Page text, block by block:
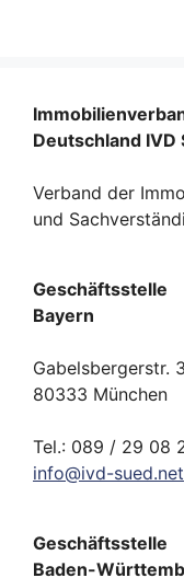
Deutschland IVD
Verband der
und
Geschäftsstelle
Bayern
Gabelsbergerstr.
80333 München
Tel.: 089 / 29 08
info@ivd-sued.net
Geschäftsstelle
Baden-